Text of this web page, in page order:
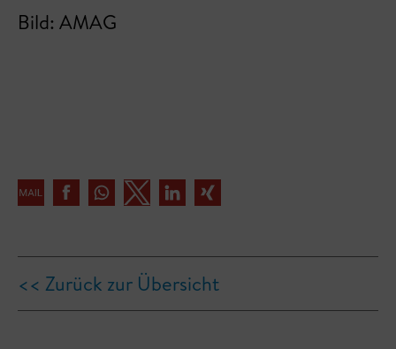
Bild: AMAG
<< Zurück zur Übersicht